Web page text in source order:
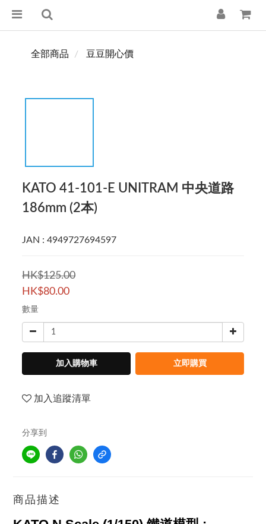
全部商品 豆豆開心價
KATO 41-101-E UNITRAM 中央道路
186mm (2本)
JAN : 4949727694597
HK$125.00
HK$80.00
數量
加入購物車 立即購買
加入追蹤清單
分享到
商品描述